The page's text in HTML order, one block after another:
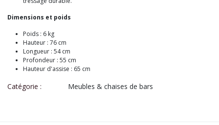
Dimensions et poids
Poids : 6 kg
Hauteur : 76 cm
Longueur : 54 cm
Profondeur : 55 cm
Hauteur d'assise : 65 cm
Catégorie : Meubles & chaises de bars